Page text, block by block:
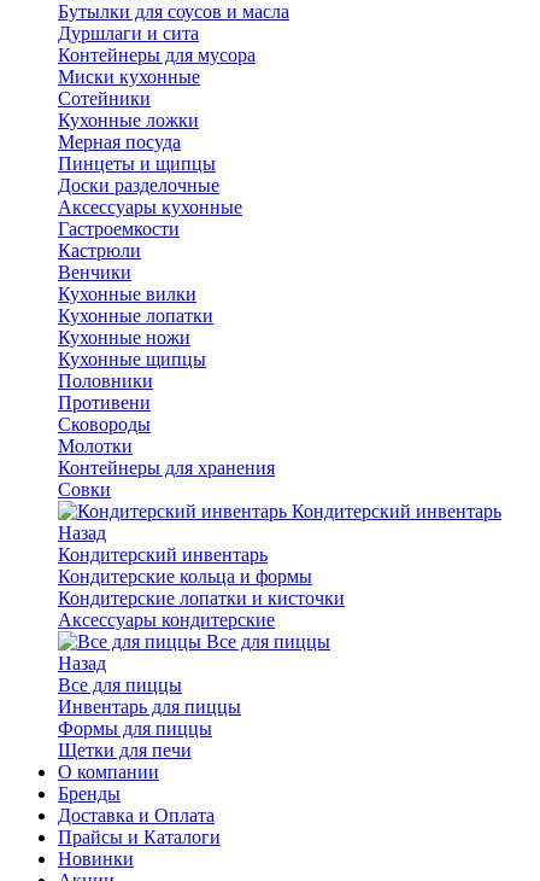
Бутылки для соусов и масла
Дуршлаги и сита
Контейнеры для мусора
Миски кухонные
Сотейники
Кухонные ложки
Мерная посуда
Пинцеты и щипцы
Доски разделочные
Аксессуары кухонные
Гастроемкости
Кастрюли
Венчики
Кухонные вилки
Кухонные лопатки
Кухонные ножи
Кухонные щипцы
Половники
Противени
Сковороды
Молотки
Контейнеры для хранения
Совки
Кондитерский инвентарь
Назад
Кондитерский инвентарь
Кондитерские кольца и формы
Кондитерские лопатки и кисточки
Аксессуары кондитерские
Все для пиццы
Назад
Все для пиццы
Инвентарь для пиццы
Формы для пиццы
Щетки для печи
О компании
Бренды
Доставка и Оплата
Прайсы и Каталоги
Новинки